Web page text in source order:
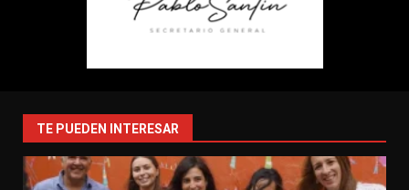
TE PUEDEN INTERESAR